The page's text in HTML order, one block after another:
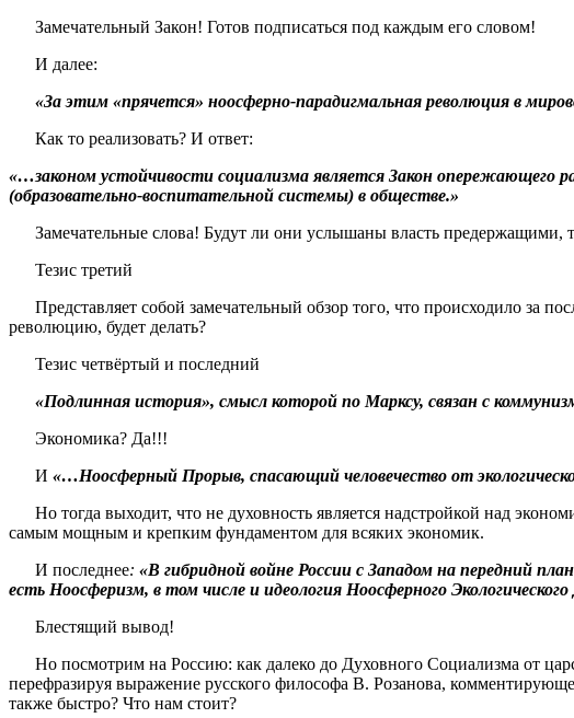
Замечательный Закон! Готов подписаться под каждым его словом!
И далее:
«За этим «прячется» ноосферно-парадигмальная революция в
Как то реализовать? И ответ:
«…законом устойчивости социализма является Закон опережающего
(образовательно-воспитательной системы) в обществе.»
Замечательные слова! Будут ли они услышаны власть предержащими,
Тезис третий
Представляет собой замечательный обзор того, что происходило за
революцию, будет делать?
Тезис четвёртый и последний
«Подлинная история», смысл которой по Марксу, связан с
Экономика? Да!!!
И «…Ноосферный Прорыв, спасающий человечество от
Но тогда выходит, что не духовность является надстройкой над
самым мощным и крепким фундаментом для всяких экономик.
И последнее: «В гибридной войне России с Западом на передний
есть Ноосферизм, в том числе и идеология Ноосферного
Блестящий вывод!
Но посмотрим на Россию: как далеко до Духовного Социализма от
перефразируя выражение русского философа В. Розанова,
также быстро? Что нам стоит?